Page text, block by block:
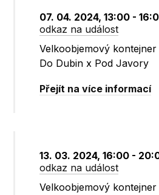
07. 04. 2024, 13:00 -
odkaz na událost
Velkoobjemový
Do Dubin x Pod Javory
Přejít na více informací
13. 03. 2024, 16:00 -
odkaz na událost
Velkoobjemový